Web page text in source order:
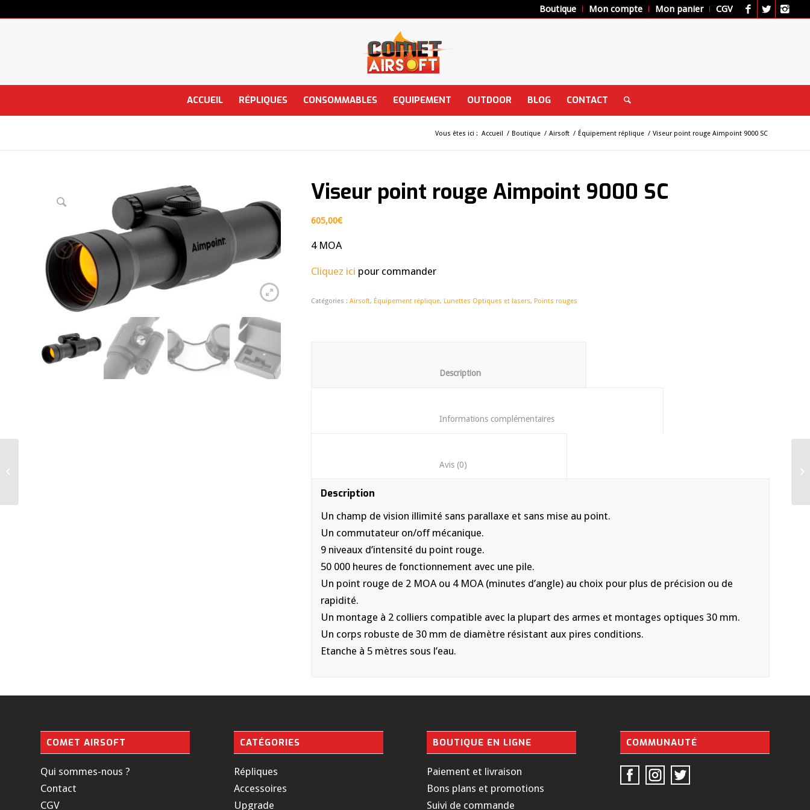
Boutique Mon compte Mon panier CGV
ACCUEIL RÉPLIQUES CONSOMMABLES EQUIPEMENT OUTDOOR BLOG CONTACT
Vous êtes ici : Accueil / Boutique / Airsoft / Équipement réplique / Viseur point rouge Aimpoint 9000 SC
Viseur point rouge Aimpoint 9000 SC
605,00€
4 MOA
Cliquez ici pour commander
Catégories :Airsoft, Équipement réplique, Lunettes Optiques et lasers, Points rouges
Description
Un champ de vision illimité sans parallaxe et sans mise au point.
Un commutateur on/off mécanique.
9 niveaux d’intensité du point rouge.
50 000 heures de fonctionnement avec une pile.
Un point rouge de 2 MOA ou 4 MOA (minutes d’angle) au choix pour plus de précision ou de
rapidité.
Un montage à 2 colliers compatible avec la plupart des armes et montages optiques 30 mm.
Un corps robuste de 30 mm de diamètre résistant aux pires conditions.
Etanche à 5 mètres sous l’eau.
COMET AIRSOFT
Qui sommes-nous ?
Contact
CGV
CATÉGORIES
Répliques
Accessoires
Upgrade
BOUTIQUE EN LIGNE
Paiement et livraison
Bons plans et promotions
Suivi de commande
COMMUNAUTÉ